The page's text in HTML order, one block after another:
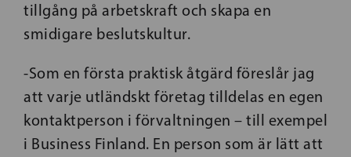
tillgång på arbetskraft och skapa en
smidigare beslutskultur.
-Som en första praktisk åtgärd föreslår jag
att varje utländskt företag tilldelas en egen
kontaktperson i förvaltningen – till exempel
i Business Finland. En person som är lätt att